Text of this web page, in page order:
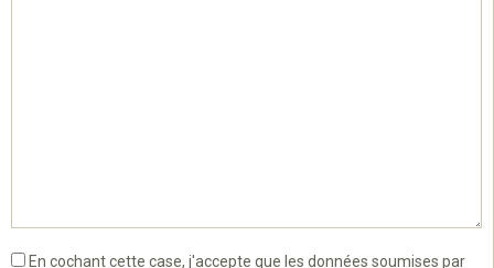
En cochant cette case, j'accepte que les données soumises par